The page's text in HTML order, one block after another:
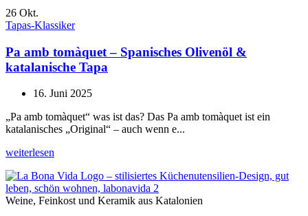
26 Okt.
Tapas-Klassiker
Pa amb tomàquet – Spanisches Olivenöl &
katalanische Tapa
16. Juni 2025
„Pa amb tomàquet“ was ist das? Das Pa amb tomàquet ist ein
katalanisches „Original“ – auch wenn e...
weiterlesen
Weine, Feinkost und Keramik aus Katalonien